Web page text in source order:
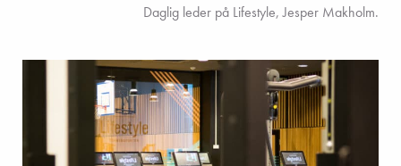
Daglig leder på Lifestyle, Jesper Makholm.